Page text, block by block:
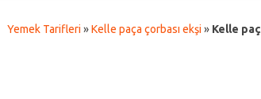
Yemek Tarifleri »Kelle paça çorbası ekşi » Kelle